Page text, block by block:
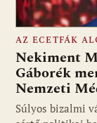
Fotó: media1.hu
AZ ECETFÁK
Nekiment
Gáborék
Nemzeti
Súlyos bizalmi